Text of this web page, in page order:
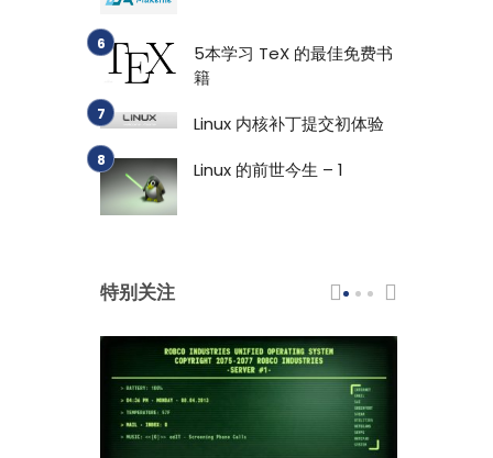
5本学习 TeX 的最佳免费书
籍
Linux 内核补丁提交初体验
Linux 的前世今生 – 1
特别关注